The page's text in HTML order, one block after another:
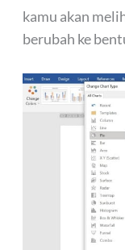
kamu akan
berubah ke